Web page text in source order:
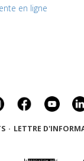
en ligne
· LETTRE